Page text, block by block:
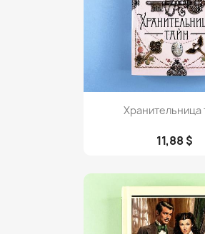

Хранительница
11,88 $